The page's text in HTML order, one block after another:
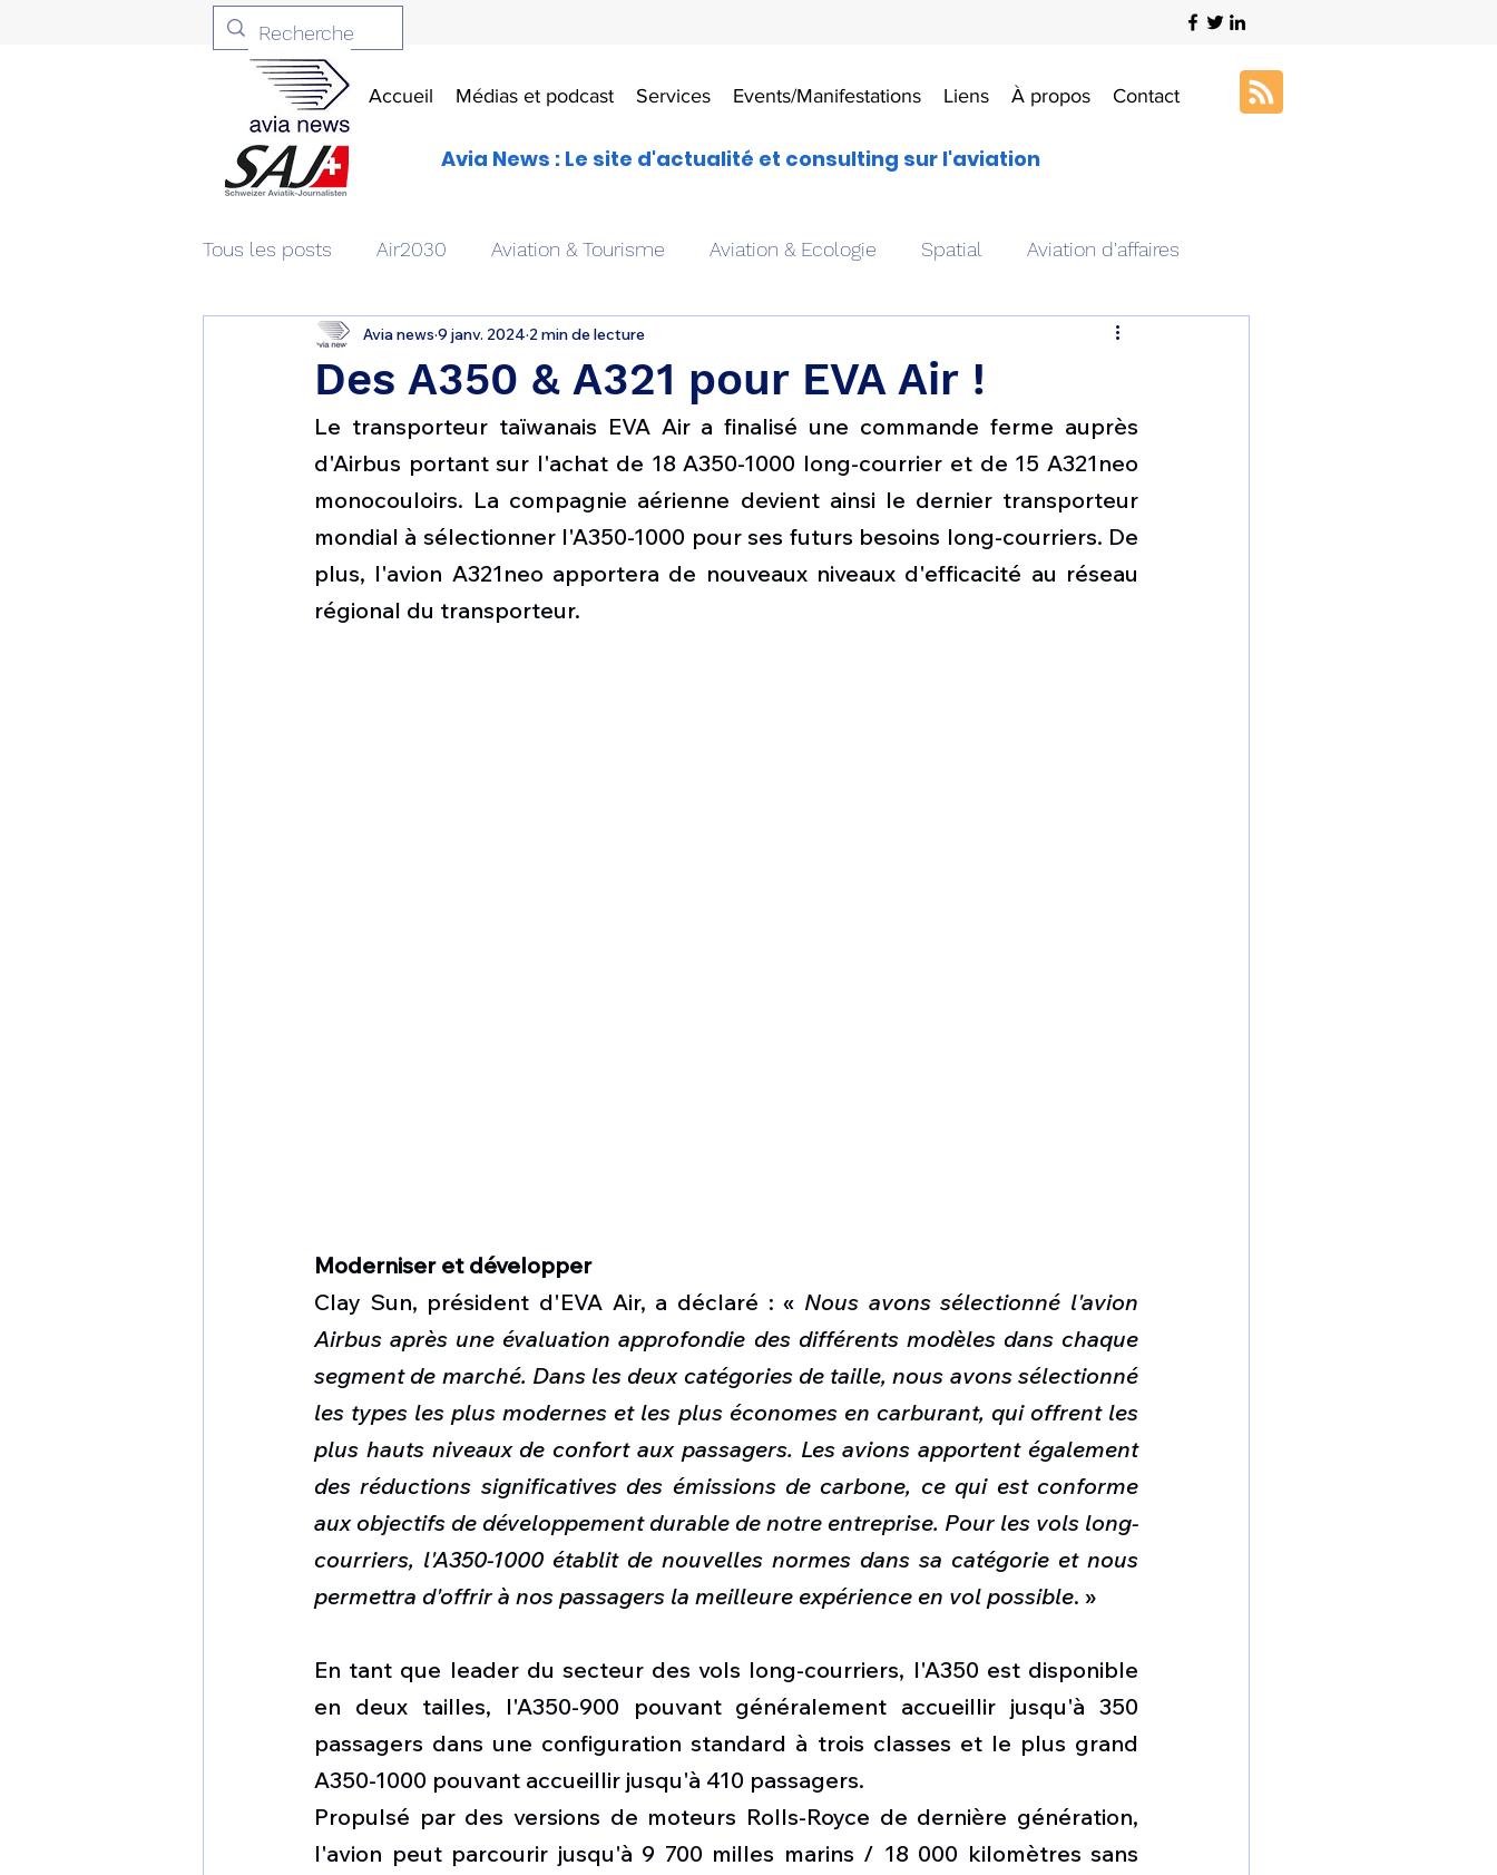
Accueil Médias et podcast Services Events/Manifestations Liens À propos Contact
Avia News : Le site d'actualité et consulting sur l'aviation
Tous les posts Air2030 Aviation & Tourisme Aviation & Ecologie Spatial Aviation d'affaires
Aviation & Défense Livres Drones aériens Art & Aviation
Patrimoine aéronautique Avionique & pilotage Avion expérimental Formation aéronautique
1 er avril Motorisation Défense sol-air DSA Amphibie Drones Composante ESPACE
Shenyang J-35 Bombardier Global 6500
Des A350 & A321 pour EVA Air !
Avia news 9 janv. 2024 2 min de lecture
Le transporteur taïwanais EVA Air a finalisé une commande ferme auprès
d'Airbus portant sur l'achat de 18 A350-1000 long-courrier et de 15 A321neo
monocouloirs. La compagnie aérienne devient ainsi le dernier transporteur
mondial à sélectionner l'A350-1000 pour ses futurs besoins long-courriers. De
plus, l'avion A321neo apportera de nouveaux niveaux d'efficacité au réseau
régional du transporteur.
Moderniser et développer
Clay Sun, président d'EVA Air, a déclaré : « Nous avons sélectionné l'avion
Airbus après une évaluation approfondie des différents modèles dans chaque
segment de marché. Dans les deux catégories de taille, nous avons sélectionné
les types les plus modernes et les plus économes en carburant, qui offrent les
plus hauts niveaux de confort aux passagers. Les avions apportent également
des réductions significatives des émissions de carbone, ce qui est conforme
aux objectifs de développement durable de notre entreprise. Pour les vols long-
courriers, l'A350-1000 établit de nouvelles normes dans sa catégorie et nous
permettra d'offrir à nos passagers la meilleure expérience en vol possible. »
En tant que leader du secteur des vols long-courriers, l'A350 est disponible
en deux tailles, l'A350-900 pouvant généralement accueillir jusqu'à 350
passagers dans une configuration standard à trois classes et le plus grand
A350-1000 pouvant accueillir jusqu'à 410 passagers.
Propulsé par des versions de moteurs Rolls-Royce de dernière génération,
l'avion peut parcourir jusqu'à 9 700 milles marins / 18 000 kilomètres sans